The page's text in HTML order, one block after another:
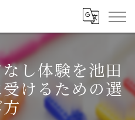
し体験を池田
けるための選
方